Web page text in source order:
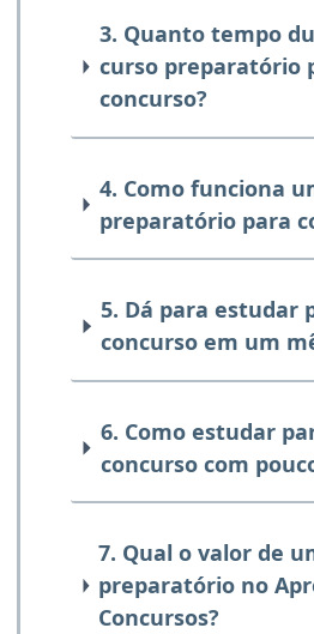
3. Quanto tempo
curso preparatório
concurso?
4. Como funciona
preparatório para
5. Dá para estudar
concurso em um
6. Como estudar
concurso com
7. Qual o valor de
preparatório no
Concursos?